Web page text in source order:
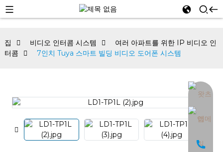
집 비디오 인터콤 시스템
여러 아파트를 위한 IP 비디오 인
터콤
7인치 Tuya 스마트 빌딩 비디오 도어폰 시스템